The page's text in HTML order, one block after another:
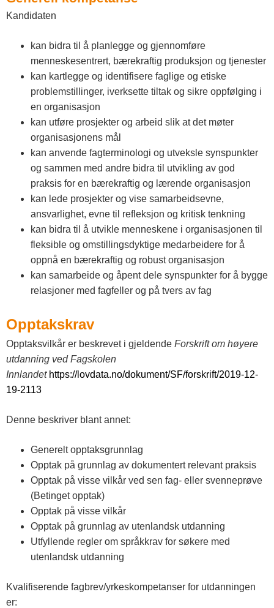
Kandidaten
kan bidra til å planlegge og gjennomføre
menneskesentrert, bærekraftig produksjon og tjenester
kan kartlegge og identifisere faglige og etiske
problemstillinger, iverksette tiltak og sikre oppfølging i
en organisasjon
kan utføre prosjekter og arbeid slik at det møter
organisasjonens mål
kan anvende fagterminologi og utveksle synspunkter
og sammen med andre bidra til utvikling av god
praksis for en bærekraftig og lærende organisasjon
kan lede prosjekter og vise samarbeidsevne,
ansvarlighet, evne til refleksjon og kritisk tenkning
kan bidra til å utvikle menneskene i organisasjonen til
fleksible og omstillingsdyktige medarbeidere for å
oppnå en bærekraftig og robust organisasjon
kan samarbeide og åpent dele synspunkter for å bygge
relasjoner med fagfeller og på tvers av fag
Opptakskrav
Opptaksvilkår er beskrevet i gjeldende Forskrift om høyere
utdanning ved Fagskolen
Innlandet https://lovdata.no/dokument/SF/forskrift/2019-12-
19-2113
Denne beskriver blant annet:
Generelt opptaksgrunnlag
Opptak på grunnlag av dokumentert relevant praksis
Opptak på visse vilkår ved sen fag- eller svenneprøve
(Betinget opptak)
Opptak på visse vilkår
Opptak på grunnlag av utenlandsk utdanning
Utfyllende regler om språkkrav for søkere med
utenlandsk utdanning
Kvalifiserende fagbrev/yrkeskompetanser for utdanningen
er: